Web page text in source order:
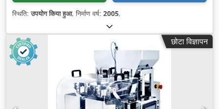
स्थिति:उपयोग किया हुआ, निर्माण वर्ष: 2005,
छोटा विज्ञापन